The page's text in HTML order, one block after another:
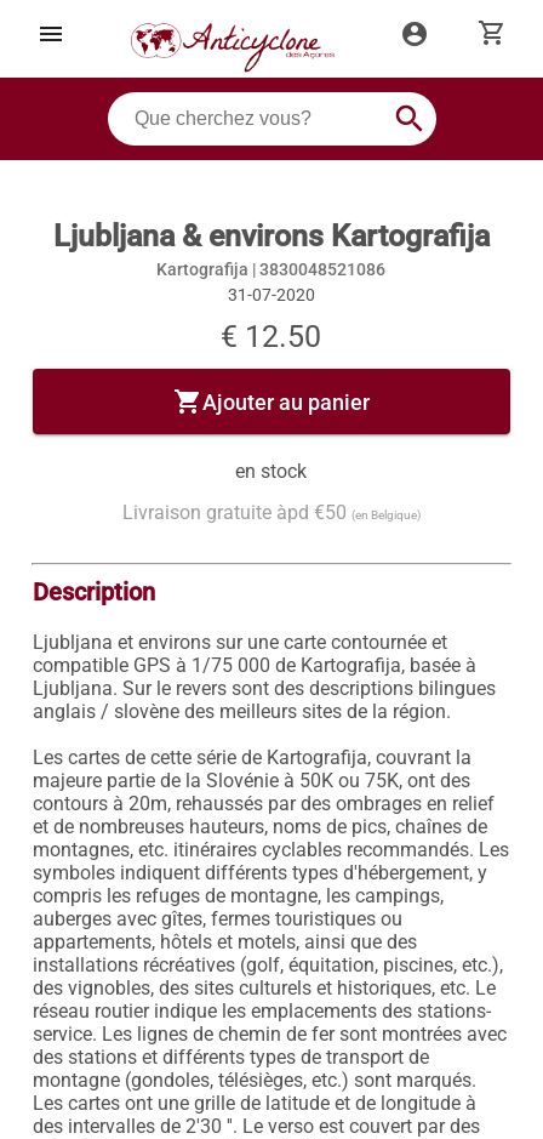
menu account_circle shopping_cart
search
Ljubljana & environs Kartografija
Kartografija |3830048521086
31-07-2020
€ 12.50
shopping_cartAjouter au panier
en stock
Livraison gratuite àpd €50 (en Belgique)
Description
Ljubljana et environs sur une carte contournée et
compatible GPS à 1/75 000 de Kartografija, basée à
Ljubljana. Sur le revers sont des descriptions bilingues
anglais / slovène des meilleurs sites de la région.
Les cartes de cette série de Kartografija, couvrant la
majeure partie de la Slovénie à 50K ou 75K, ont des
contours à 20m, rehaussés par des ombrages en relief
et de nombreuses hauteurs, noms de pics, chaînes de
montagnes, etc. itinéraires cyclables recommandés. Les
symboles indiquent différents types d'hébergement, y
compris les refuges de montagne, les campings,
auberges avec gîtes, fermes touristiques ou
appartements, hôtels et motels, ainsi que des
installations récréatives (golf, équitation, piscines, etc.),
des vignobles, des sites culturels et historiques, etc. Le
réseau routier indique les emplacements des stations-
service. Les lignes de chemin de fer sont montrées avec
des stations et différents types de transport de
montagne (gondoles, télésièges, etc.) sont marqués.
Les cartes ont une grille de latitude et de longitude à
des intervalles de 2'30 ''. Le verso est couvert par des